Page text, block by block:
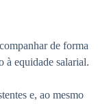
de forma
à equidade salarial.
e, ao mesmo